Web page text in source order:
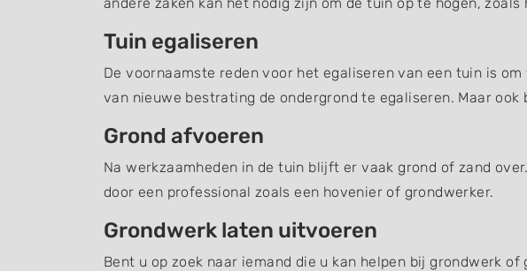
Tuin egaliseren
De voornaamste reden voor het egaliseren van een tuin is
van nieuwe bestrating de ondergrond te egaliseren. Maar
Grond afvoeren
Na werkzaamheden in de tuin blijft er vaak grond of zand
door een professional zoals een hovenier of grondwerker.
Grondwerk laten uitvoeren
Bent u op zoek naar iemand die u kan helpen bij grondwerk